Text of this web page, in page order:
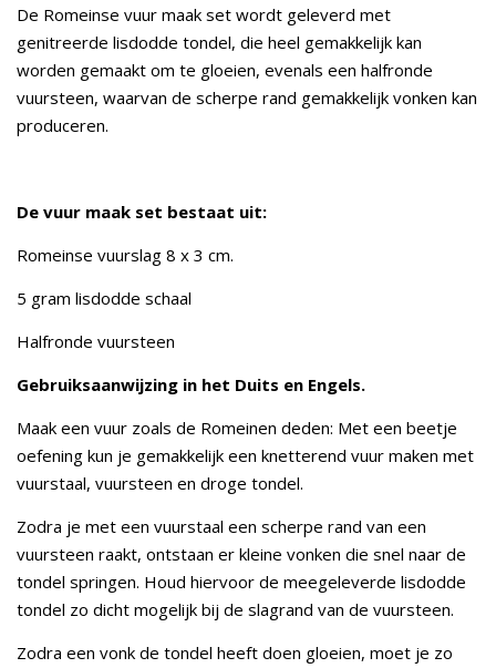
De Romeinse vuur maak set wordt geleverd met
genitreerde lisdodde tondel, die heel gemakkelijk kan
worden gemaakt om te gloeien, evenals een halfronde
vuursteen, waarvan de scherpe rand gemakkelijk vonken kan
produceren.
De vuur maak set bestaat uit:
Romeinse vuurslag 8 x 3 cm.
5 gram lisdodde schaal
Halfronde vuursteen
Gebruiksaanwijzing in het Duits en Engels.
Maak een vuur zoals de Romeinen deden: Met een beetje
oefening kun je gemakkelijk een knetterend vuur maken met
vuurstaal, vuursteen en droge tondel.
Zodra je met een vuurstaal een scherpe rand van een
vuursteen raakt, ontstaan er kleine vonken die snel naar de
tondel springen. Houd hiervoor de meegeleverde lisdodde
tondel zo dicht mogelijk bij de slagrand van de vuursteen.
Zodra een vonk de tondel heeft doen gloeien, moet je zo